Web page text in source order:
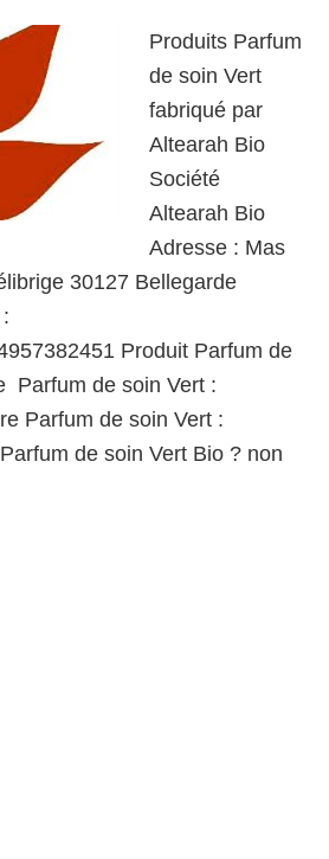
Produits Parfum
de soin Vert
fabriqué par
Altearah Bio
Société
Altearah Bio
Adresse : Mas
30127 Bellegarde
Produit Parfum de
Parfum de soin Vert :
Parfum de soin Vert :
de soin Vert Bio ? non